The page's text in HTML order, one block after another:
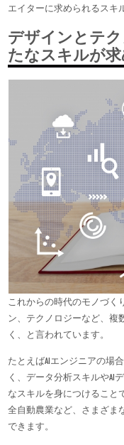
エイターに求められるスキ
デザインとテ
たなスキルが
これからの時代のモノづく
ン、テクノロジーなど、複
く、と言われています。
たとえばAIエンジニアの場
く、データ分析スキルやAI
なスキルを身につけること
全自動農業など、さまざま
できます。